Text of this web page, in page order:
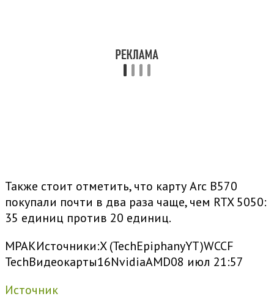
Также стоит отметить, что карту Arc B570
покупали почти в два раза чаще, чем RTX 5050:
35 единиц против 20 единиц.
MPAKИсточники:X (TechEpiphanyYT)WCCF
TechВидеокарты16NvidiaAMD08 июл 21:57
Источник